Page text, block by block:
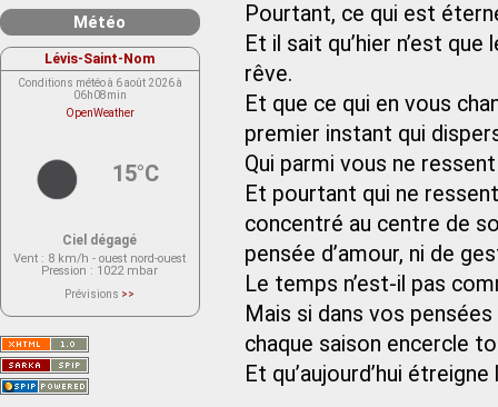
Pourtant, ce qui est
Et il sait qu’hier n’est
rêve.
Et que ce qui en vous
premier instant qui
Qui parmi vous ne
Et pourtant qui ne
concentré au centre de
pensée d’amour, ni de
Le temps n’est-il pas
Mais si dans vos
chaque saison encercle
Et qu’aujourd’hui
Météo
Lévis-Saint-Nom
Conditions météo à 6 août 2026 à
06h08min
OpenWeather
15°C
Ciel dégagé
Vent : 8 km/h - ouest nord-ouest
Pression : 1022 mbar
Prévisions >>
actuellement aucune prévision
Saint-Nom.
Veuillez consulter le message du
service ci-dessous.
(401 - Invalid API key. Please see
https://openweathermap.org/faq#error401